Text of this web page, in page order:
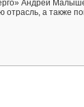
Андрей
отрасль, а также